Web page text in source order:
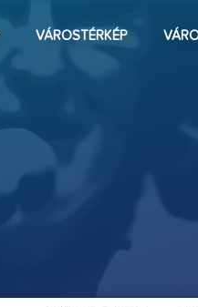
VÁROSTÉRKÉP